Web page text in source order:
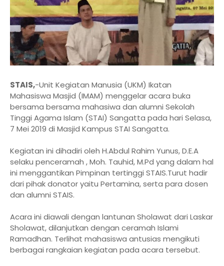
STAIS,-Unit Kegiatan Manusia (UKM) Ikatan
Mahasiswa Masjid (IMAM) menggelar acara buka
bersama bersama mahasiwa dan alumni Sekolah
Tinggi Agama Islam (STAI) Sangatta pada hari Selasa,
7 Mei 2019 di Masjid Kampus STAI Sangatta.
Kegiatan ini dihadiri oleh H.Abdul Rahim Yunus, D.E.A
selaku penceramah , Moh. Tauhid, M.Pd yang dalam hal
ini menggantikan Pimpinan tertinggi STAIS.Turut hadir
dari pihak donator yaitu Pertamina, serta para dosen
dan alumni STAIS.
Acara ini diawali dengan lantunan Sholawat dari Laskar
Sholawat, dilanjutkan dengan ceramah Islami
Ramadhan. Terlihat mahasiswa antusias mengikuti
berbagai rangkaian kegiatan pada acara tersebut.